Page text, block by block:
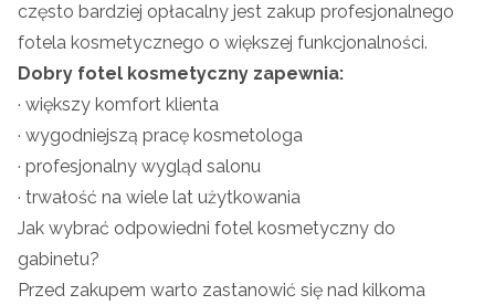
często bardziej opłacalny jest zakup profesjonalnego
fotela kosmetycznego o większej funkcjonalności.
Dobry fotel kosmetyczny zapewnia:
· większy komfort klienta
· wygodniejszą pracę kosmetologa
· profesjonalny wygląd salonu
· trwałość na wiele lat użytkowania
Jak wybrać odpowiedni fotel kosmetyczny do
gabinetu?
Przed zakupem warto zastanowić się nad kilkoma